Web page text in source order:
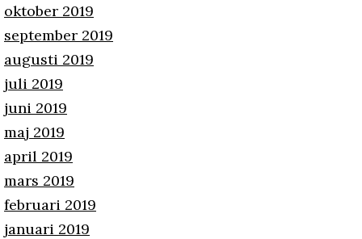
oktober 2019
september 2019
augusti 2019
juli 2019
juni 2019
maj 2019
april 2019
mars 2019
februari 2019
januari 2019